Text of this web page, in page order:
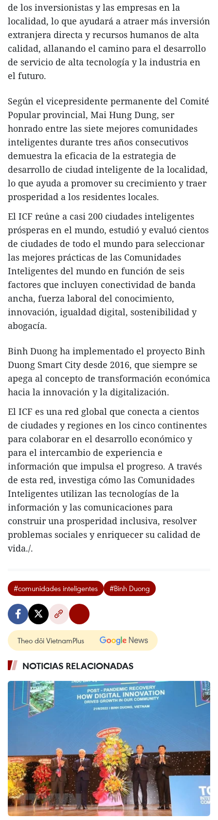
de los inversionistas y las empresas en la
localidad, lo que ayudará a atraer más inversión
extranjera directa y recursos humanos de alta
calidad, allanando el camino para el desarrollo
de servicio de alta tecnología y la industria en
el futuro.
Según el vicepresidente permanente del Comité
Popular provincial, Mai Hung Dung, ser
honrado entre las siete mejores comunidades
inteligentes durante tres años consecutivos
demuestra la eficacia de la estrategia de
desarrollo de ciudad inteligente de la localidad,
lo que ayuda a promover su crecimiento y traer
prosperidad a los residentes locales.
El ICF reúne a casi 200 ciudades inteligentes
prósperas en el mundo, estudió y evaluó cientos
de ciudades de todo el mundo para seleccionar
las mejores prácticas de las Comunidades
Inteligentes del mundo en función de seis
factores que incluyen conectividad de banda
ancha, fuerza laboral del conocimiento,
innovación, igualdad digital, sostenibilidad y
abogacía.
Binh Duong ha implementado el proyecto Binh
Duong Smart City desde 2016, que siempre se
apega al concepto de transformación económica
hacia la innovación y la digitalización.
El ICF es una red global que conecta a cientos
de ciudades y regiones en los cinco continentes
para colaborar en el desarrollo económico y
para el intercambio de experiencia e
información que impulsa el progreso. A través
de esta red, investiga cómo las Comunidades
Inteligentes utilizan las tecnologías de la
información y las comunicaciones para
construir una prosperidad inclusiva, resolver
problemas sociales y enriquecer su calidad de
vida./.
#comunidades inteligentes #Binh Duong
Theo dõi VietnamPlus
NOTICIAS RELACIONADAS